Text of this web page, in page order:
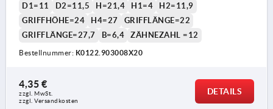
D1=11
D2=11,5 H=21,4 H1=4
H2=11,9
GRIFFHÖHE=24
H4=27
GRIFFLÄNGE=22
GRIFFLÄNGE=27,7
B=6,4 ZÄHNEZAHL =12
Bestellnummer: K0122.903008X20
4,35 €
zzgl. MwSt.
zzgl. Versandkosten
DETAILS